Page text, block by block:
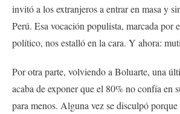
invitó a los extranjeros a entrar en masa y
Perú. Esa vocación populista, marcada por
político, nos estalló en la cara. Y ahora:
Por otra parte, volviendo a Boluarte, una
acaba de exponer que el 80% no confía en
para menos. Alguna vez se disculpó porque